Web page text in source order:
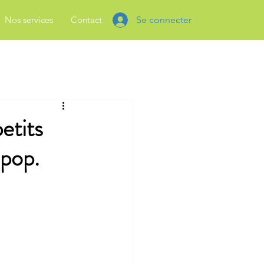
Nos services Contact Se connecter
pédagogiques